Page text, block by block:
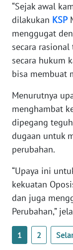
“Sejak awal
dilakukan KSP
menggugat
secara
secara hukum
bisa membuat
Menurutnya
menghambat
dipegang
dugaan untuk
perubahan.
“Upaya ini
kekuatan
dan juga
Perubahan,”
1 2
WN
NTB
WN
SULTENG
WN
SULBAR
WN
BABEL
WN
SUMBAR
WN
WN